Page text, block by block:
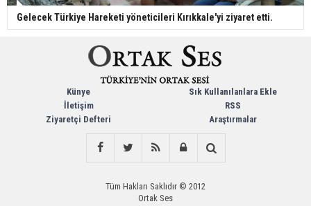
Gelecek Türkiye Hareketi yöneticileri Kırıkkale'yi ziyaret etti.
Künye
İletişim
Ziyaretçi Defteri
Sık Kullanılanlara Ekle
RSS
Araştırmalar
Tüm Hakları Saklıdır © 2012
Ortak Ses